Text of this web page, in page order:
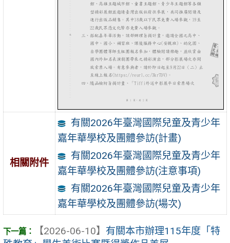
相關附件
有關2026年臺灣國際兒童及青少年
嘉年華學校及團體參訪(計畫)
有關2026年臺灣國際兒童及青少年
嘉年華學校及團體參訪(注意事項)
有關2026年臺灣國際兒童及青少年
嘉年華學校及團體參訪(場次)
【2026-06-10】 有關本市辦理115年度「特